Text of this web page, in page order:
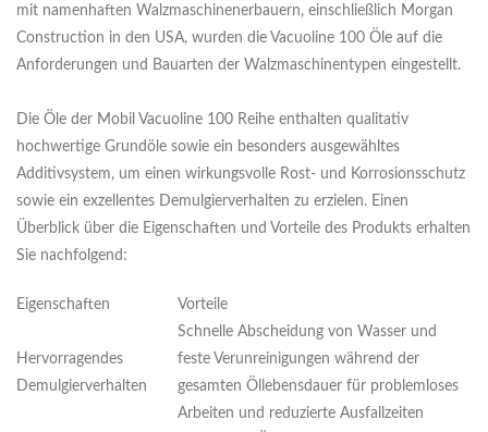
mit namenhaften Walzmaschinenerbauern, einschließlich Morgan
Construction in den USA, wurden die Vacuoline 100 Öle auf die
Anforderungen und Bauarten der Walzmaschinentypen eingestellt.
Die Öle der Mobil Vacuoline 100 Reihe enthalten qualitativ
hochwertige Grundöle sowie ein besonders ausgewähltes
Additivsystem, um einen wirkungsvolle Rost- und Korrosionsschutz
sowie ein exzellentes Demulgierverhalten zu erzielen. Einen
Überblick über die Eigenschaften und Vorteile des Produkts erhalten
Sie nachfolgend:
Eigenschaften Vorteile
Hervorragendes
Demulgierverhalten
Schnelle Abscheidung von Wasser und
feste Verunreinigungen während der
gesamten Öllebensdauer für problemloses
Arbeiten und reduzierte Ausfallzeiten